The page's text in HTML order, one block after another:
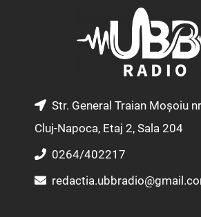
m
o
k
e
Str. General Traian Moșoiu
Cluj-Napoca, Etaj 2, Sala 204
0264/402217